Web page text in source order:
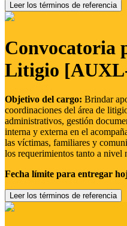
Leer los términos de referencia
Convocatoria
Litigio
Objetivo del cargo: Brindar
coordinaciones del área de
administrativos, gestión
interna y externa en el
las víctimas, familiares y
los requerimientos tanto a nivel
Fecha límite para entregar
Leer los términos de referencia